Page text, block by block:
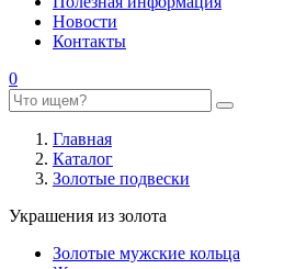
Новости
Контакты
0
Главная
Каталог
Золотые подвески
Украшения из золота
Золотые мужские кольца